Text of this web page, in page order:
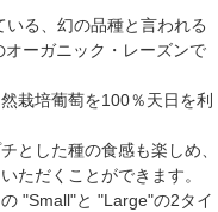
る、幻の品種と言われる
オーガニック・レーズンで
栽培葡萄を100％天日を利
とした種の食感も楽しめ、
ただくことができます。
"Small"と "Large"の2タイ